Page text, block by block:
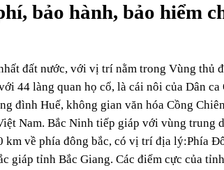
bảo hành, bảo hiểm
đất nước, với vị trí nằm trong Vùng thủ
44 làng quan họ cổ, là cái nôi của Dân
đình Huế, không gian văn hóa Cồng
Nam. Bắc Ninh tiếp giáp với vùng trung
km về phía đông bắc, có vị trí địa lý:Phía
giáp tỉnh Bắc Giang. Các điểm cực của